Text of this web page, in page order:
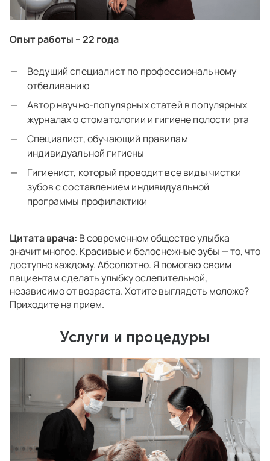
Опыт работы – 22 года
Ведущий специалист по профессиональному
отбеливанию
Автор научно-популярных статей в популярных
журналах о стоматологии и гигиене полости рта
Специалист, обучающий правилам
индивидуальной гигиены
Гигиенист, который проводит все виды чистки
зубов с составлением индивидуальной
программы профилактики
Цитата врача: В современном обществе улыбка
значит многое. Красивые и белоснежные зубы — то, что
доступно каждому. Абсолютно. Я помогаю своим
пациентам сделать улыбку ослепительной,
независимо от возраста. Хотите выглядеть моложе?
Приходите на прием.
Услуги и процедуры